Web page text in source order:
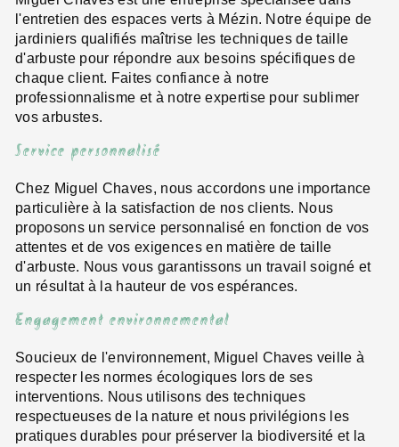
l'entretien des espaces verts à Mézin. Notre équipe de
jardiniers qualifiés maîtrise les techniques de taille
d'arbuste pour répondre aux besoins spécifiques de
chaque client. Faites confiance à notre
professionnalisme et à notre expertise pour sublimer
vos arbustes.
Service personnalisé
Chez Miguel Chaves, nous accordons une importance
particulière à la satisfaction de nos clients. Nous
proposons un service personnalisé en fonction de vos
attentes et de vos exigences en matière de taille
d'arbuste. Nous vous garantissons un travail soigné et
un résultat à la hauteur de vos espérances.
Engagement environnemental
Soucieux de l'environnement, Miguel Chaves veille à
respecter les normes écologiques lors de ses
interventions. Nous utilisons des techniques
respectueuses de la nature et nous privilégions les
pratiques durables pour préserver la biodiversité et la